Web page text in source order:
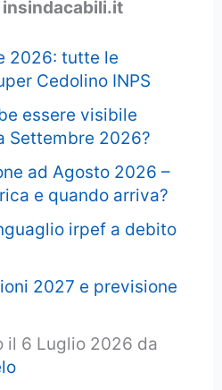
insindacabili.it
2026: tutte le
Cedolino INPS
essere visibile
Settembre 2026?
ad Agosto 2026 –
e quando arriva?
irpef a debito
2027 e previsione
il 6 Luglio 2026 da